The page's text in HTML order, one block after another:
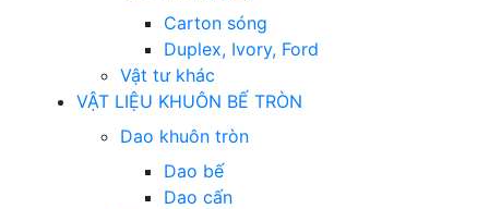
Carton sóng
Duplex, Ivory, Ford
Vật tư khác
VẬT LIỆU KHUÔN BẾ TRÒN
Dao khuôn tròn
Dao bế
Dao cấn